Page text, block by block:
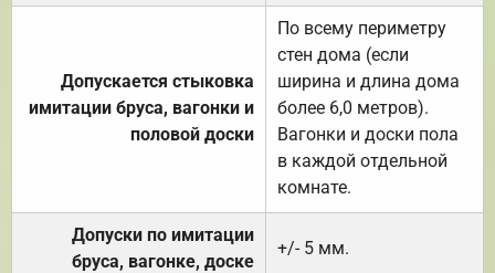
Допускается стыковка
имитации бруса, вагонки и
половой доски
По всему периметру
стен дома (если
ширина и длина дома
более 6,0 метров).
Вагонки и доски пола
в каждой отдельной
комнате.
Допуски по имитации
бруса, вагонке, доске
+/- 5 мм.